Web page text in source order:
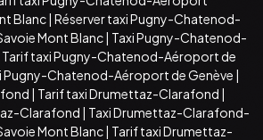
Blanc| Réserver taxi Pugny-Chatenod-
Mont Blanc| Taxi Pugny-Chatenod-
Tarif taxi Pugny-Chatenod-Aéroport de
Pugny-Chatenod-Aéroport de Genève |
| Tarif taxi Drumettaz-Clarafond |
Clarafond | Taxi Drumettaz-Clarafond-
Mont Blanc| Tarif taxi Drumettaz-